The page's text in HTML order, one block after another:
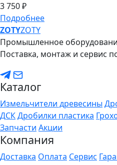
3750 ₽
Подробнее
ZOTYZOTY
Промышленное
Поставка, монтаж и сервис
Каталог
Измельчители древесины
ДСКДробилки пластика
Запчасти Акции
Компания
Доставка Оплата Сервис